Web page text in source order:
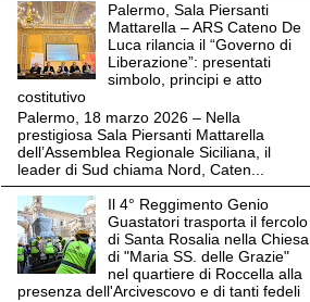
Palermo, Sala Piersanti
Mattarella – ARS Cateno De
Luca rilancia il “Governo di
Liberazione”: presentati
simbolo, principi e atto
costitutivo
Palermo, 18 marzo 2026 – Nella
prestigiosa Sala Piersanti Mattarella
dell’Assemblea Regionale Siciliana, il
leader di Sud chiama Nord, Caten...
Il 4° Reggimento Genio
Guastatori trasporta il fercolo
di Santa Rosalia nella Chiesa
di "Maria SS. delle Grazie"
nel quartiere di Roccella alla
presenza dell'Arcivescovo e di tanti fedeli